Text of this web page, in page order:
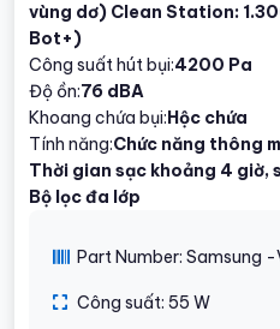
vùng dơ) Clean Station:
Bot+)
Công suất hút bụi:4200 Pa
Độ ồn:76 dBA
Khoang chứa bụi: Hộc chứa
Tính năng:Chức năng thông
Thời gian sạc khoảng 4 giờ,
Bộ lọc đa lớp
Part Number: Samsung
Công suất: 55 W